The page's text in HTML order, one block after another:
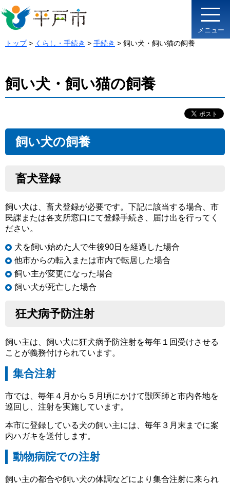
メニュー
トップ> くらし・手続き > 手続き > 飼い犬・飼い猫の飼養
飼い犬・飼い猫の飼養
飼い犬の飼養
畜犬登録
飼い犬は、畜犬登録が必要です。下記に該当する場合、市
民課または各支所窓口にて登録手続き、届け出を行ってく
ださい。
犬を飼い始めた人で生後90日を経過した場合
他市からの転入または市内で転居した場合
飼い主が変更になった場合
飼い犬が死亡した場合
狂犬病予防注射
飼い主は、飼い犬に狂犬病予防注射を毎年１回受けさせる
ことが義務付けられています。
集合注射
市では、毎年４月から５月頃にかけて獣医師と市内各地を
巡回し、注射を実施しています。
本市に登録している犬の飼い主には、毎年３月末までに案
内ハガキを送付します。
動物病院での注射
飼い主の都合や飼い犬の体調などにより集合注射に来られ